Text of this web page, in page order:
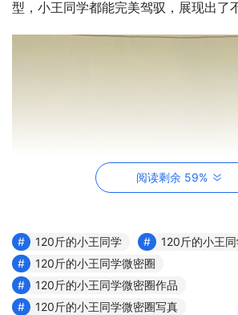
型，小王同学都能完美驾驭，展现出了
阅读剩余 59%
120斤的小王同学
120斤的小王
120斤的小王同学微密圈
120斤的小王同学微密圈作品
120斤的小王同学微密圈写真